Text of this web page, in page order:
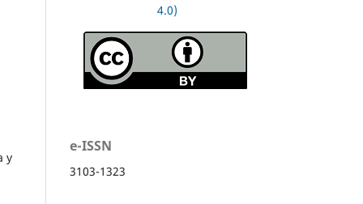
y
4.0)
e-ISSN
3103-1323